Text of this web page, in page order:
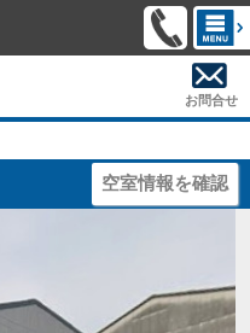
お問合せ
空室情報を確認